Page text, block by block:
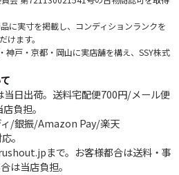
に実寸を掲載し、コンディションランクを
けます。
神戸・京都・岡山に実店舗を構え、SSY株式
日出荷。送料宅配便700円/メール便
店負担。
/銀振/Amazon Pay/楽天
。
まで。お客様都合は送料・事
は当店負担。